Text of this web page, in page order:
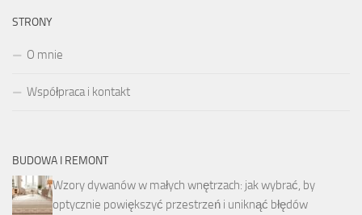
STRONY
O mnie
Współpraca i kontakt
BUDOWA I REMONT
Wzory dywanów w małych wnętrzach: jak wybrać, by
optycznie powiększyć przestrzeń i uniknąć błędów